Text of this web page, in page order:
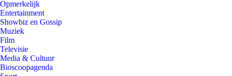
Opmerkelijk
Entertainment
Showbiz en Gossip
Muziek
Film
Televisie
Media & Cultuur
Bioscoopagenda